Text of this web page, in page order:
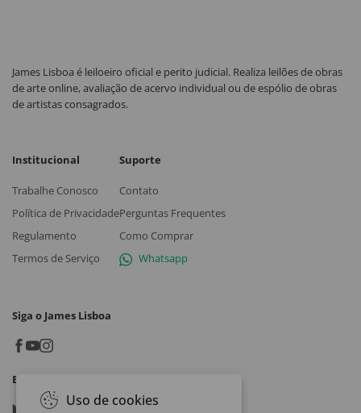
James Lisboa é leiloeiro oficial e perito judicial. Realiza leilões de obras
de arte online, avaliação de acervo individual ou de espólio de obras
de artistas consagrados.
Institucional
Trabalhe Conosco
Política de Privacidade
Regulamento
Termos de Serviço
Suporte
Contato
Perguntas Frequentes
Como Comprar
Whatsapp
Siga o James Lisboa
Baixe o App
Uso de cookies